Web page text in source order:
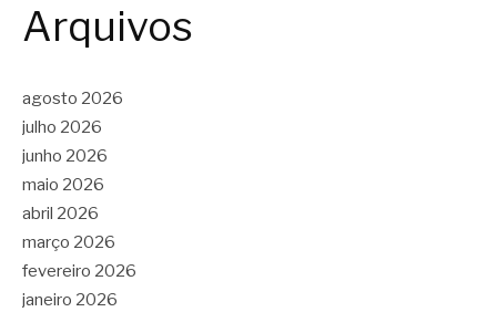
Arquivos
agosto 2026
julho 2026
junho 2026
maio 2026
abril 2026
março 2026
fevereiro 2026
janeiro 2026